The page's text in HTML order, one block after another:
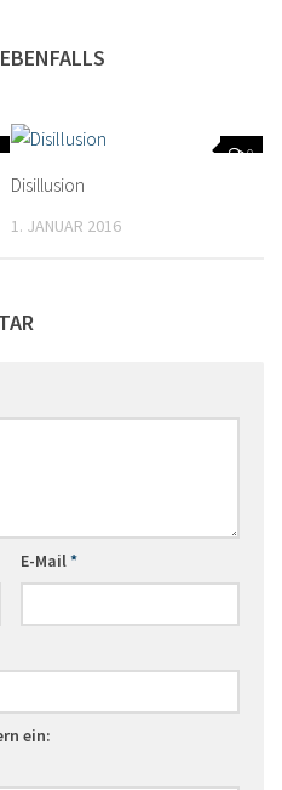
0
Disillusion
1. JANUAR 2016
E-Mail*
ein: